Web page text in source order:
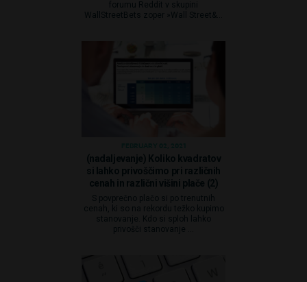
forumu Reddit v skupini
WallStreetBets zoper »Wall Street&...
(nadaljevanje) Koliko kvadratov
si lahko privoščimo pri različnih
cenah in različni višini plače (2)
S povprečno plačo si po trenutnih
cenah, ki so na rekordu težko kupimo
stanovanje. Kdo si sploh lahko
privošči stanovanje ...